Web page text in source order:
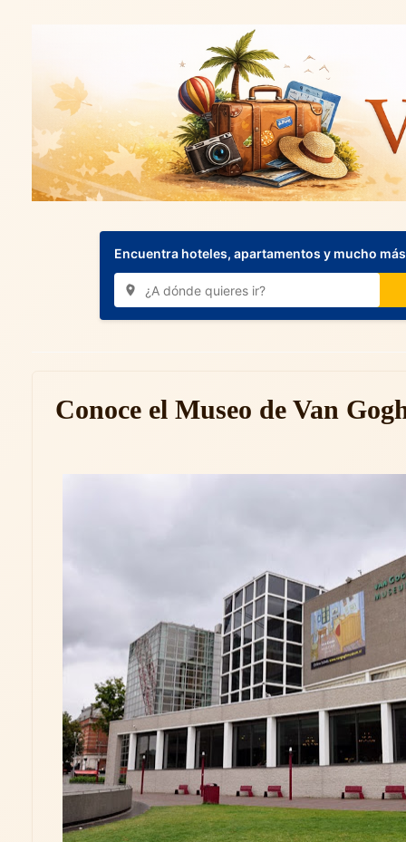
Encuentra hoteles, apartamentos y mucho
Conoce el Museo de Van